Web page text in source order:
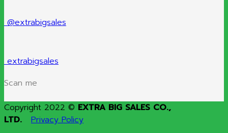
@extrabigsales
extrabigsales
Scan me
Copyright 2022 © EXTRA BIG SALES CO.,
LTD.
Privacy Policy